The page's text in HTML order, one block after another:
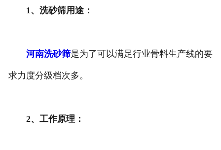
1、洗砂筛用途：
河南洗砂筛是为了可以满足行业骨料生产线的要
求力度分级档次多。
2、工作原理：